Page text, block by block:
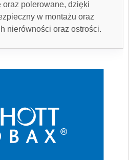
polerowane, dzięki
w montażu oraz
nierówności oraz ostrości.